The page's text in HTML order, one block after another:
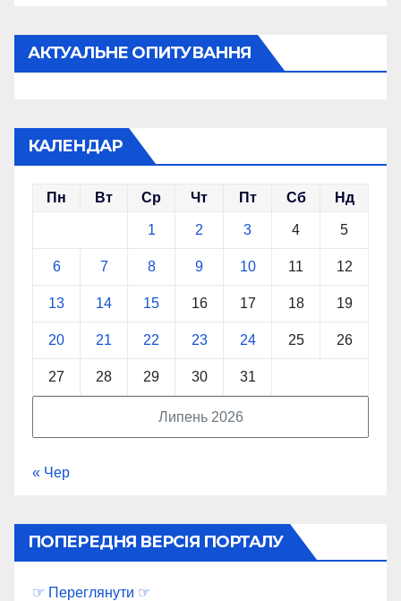
АКТУАЛЬНЕ ОПИТУВАННЯ
КАЛЕНДАР
Липень 2026
Пн Вт Ср Чт Пт Сб Нд
1 2 3 4 5
6 7 8 9 10 11 12
13 14 15 16 17 18 19
20 21 22 23 24 25 26
27 28 29 30 31
« Чер
ПОПЕРЕДНЯ ВЕРСІЯ ПОРТАЛУ
☞ Переглянути ☞